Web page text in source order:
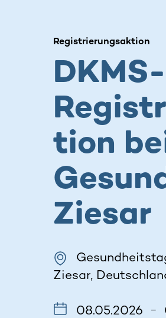
Registrierungsaktion
DKMS-
tion
Ziesar
Ziesar,
08.05.2026 –